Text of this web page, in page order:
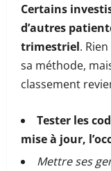
Certains
d’autres
trimestriel.
sa méthode,
classement
Tester les
mise à jour,
Mettre ses